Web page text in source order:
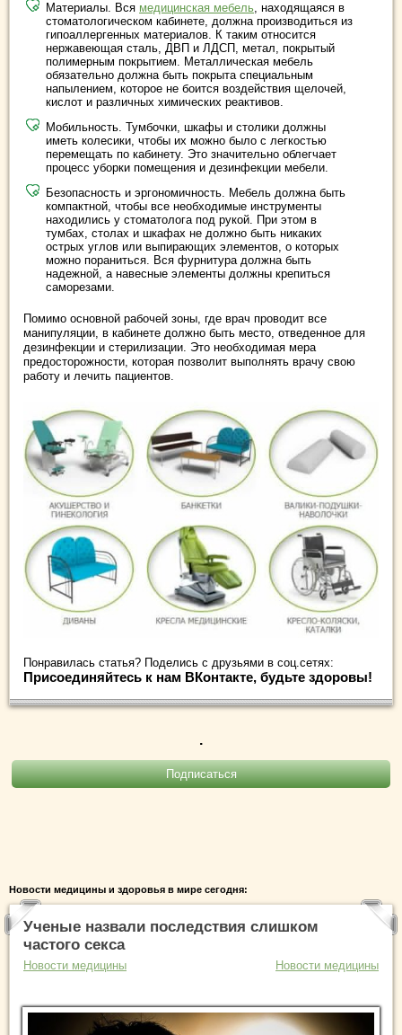
Материалы. Вся медицинская мебель, находящаяся в
стоматологическом кабинете, должна производиться из
гипоаллергенных материалов. К таким относится
нержавеющая сталь, ДВП и ЛДСП, метал, покрытый
полимерным покрытием. Металлическая мебель
обязательно должна быть покрыта специальным
напылением, которое не боится воздействия щелочей,
кислот и различных химических реактивов.
Мобильность. Тумбочки, шкафы и столики должны
иметь колесики, чтобы их можно было с легкостью
перемещать по кабинету. Это значительно облегчает
процесс уборки помещения и дезинфекции мебели.
Безопасность и эргономичность. Мебель должна быть
компактной, чтобы все необходимые инструменты
находились у стоматолога под рукой. При этом в
тумбах, столах и шкафах не должно быть никаких
острых углов или выпирающих элементов, о которых
можно пораниться. Вся фурнитура должна быть
надежной, а навесные элементы должны крепиться
саморезами.
Помимо основной рабочей зоны, где врач проводит все
манипуляции, в кабинете должно быть место, отведенное для
дезинфекции и стерилизации. Это необходимая мера
предосторожности, которая позволит выполнять врачу свою
работу и лечить пациентов.
Понравилась статья? Поделись с друзьями в соц.сетях:
Присоединяйтесь к нам ВКонтакте, будьте здоровы!
.
Новости медицины и здоровья в мире сегодня:
Ученые назвали последствия слишком
частого секса
Новости медицины Новости медицины